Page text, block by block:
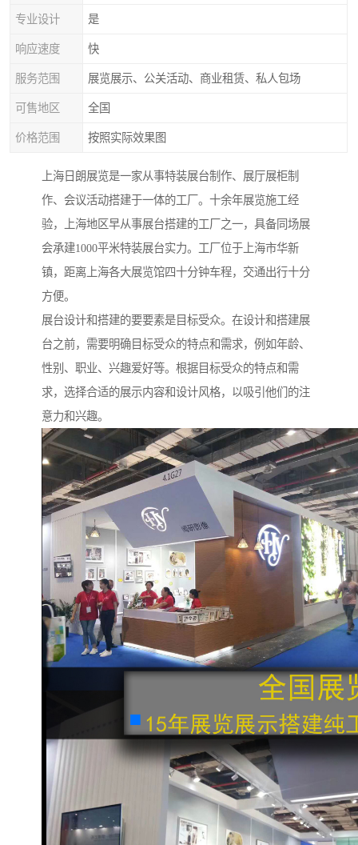
专业设计 是
响应速度 快
服务范围 展览展示、公关活动、商业租赁、私人包场
可售地区 全国
价格范围 按照实际效果图
上海日朗展览是一家从事特装展台制作、展厅展柜制
作、会议活动搭建于一体的工厂。十余年展览施工经
验，上海地区早从事展台搭建的工厂之一，具备同场展
会承建1000平米特装展台实力。工厂位于上海市华新
镇，距离上海各大展览馆四十分钟车程，交通出行十分
方便。
展台设计和搭建的要要素是目标受众。在设计和搭建展
台之前，需要明确目标受众的特点和需求，例如年龄、
性别、职业、兴趣爱好等。根据目标受众的特点和需
求，选择合适的展示内容和设计风格，以吸引他们的注
意力和兴趣。